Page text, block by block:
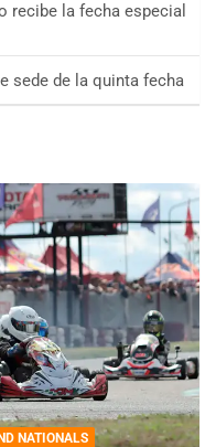
recibe la fecha especial
sede de la quinta fecha
NATIONALS